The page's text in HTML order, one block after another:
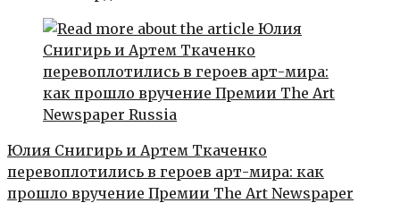
Юлия Снигирь и Артем Ткаченко
перевоплотились в героев арт-мира: как
прошло вручение Премии The Art Newspaper